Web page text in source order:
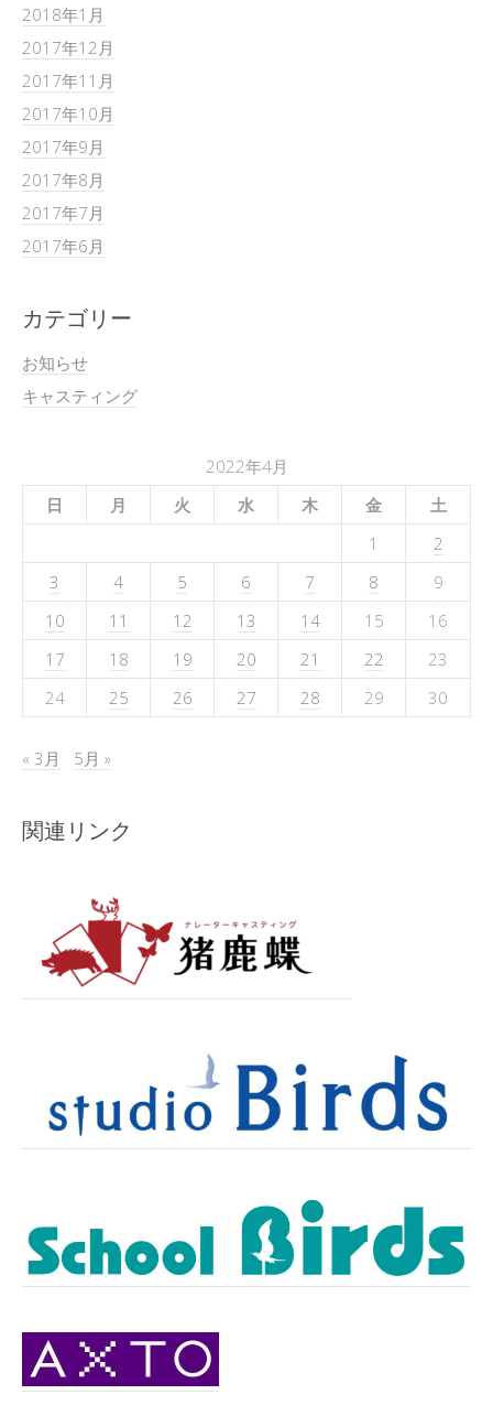
2018年1月
2017年12月
2017年11月
2017年10月
2017年9月
2017年8月
2017年7月
2017年6月
カテゴリー
お知らせ
キャスティング
2022年4月
日
月 火 水 木 金
土
1
2
3
4 5 6 7 8
9
10
11 12 13 14 15
16
17
18 19 20 21 22
23
24
25 26 27 28 29 30
« 3月 5月 »
関連リンク